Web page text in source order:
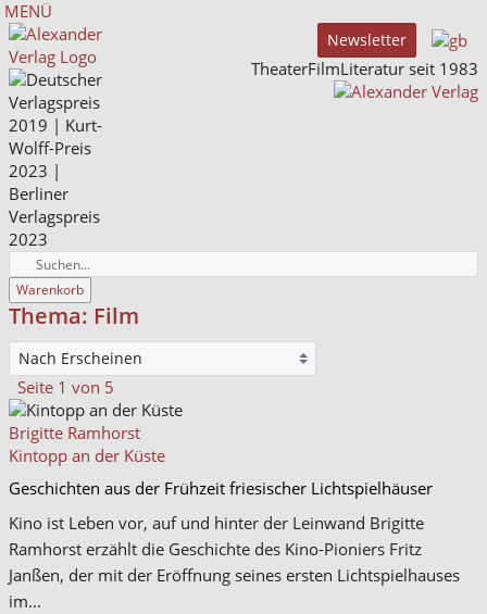
MENÜ
Newsletter
TheaterFilmLiteratur seit 1983
Warenkorb
Thema: Film
Seite 1 von 5
Brigitte Ramhorst
Kintopp an der Küste
Geschichten aus der Frühzeit friesischer Lichtspielhäuser
Kino ist Leben vor, auf und hinter der Leinwand Brigitte
Ramhorst erzählt die Geschichte des Kino-Pioniers Fritz
Janßen, der mit der Eröffnung seines ersten Lichtspielhauses
im...